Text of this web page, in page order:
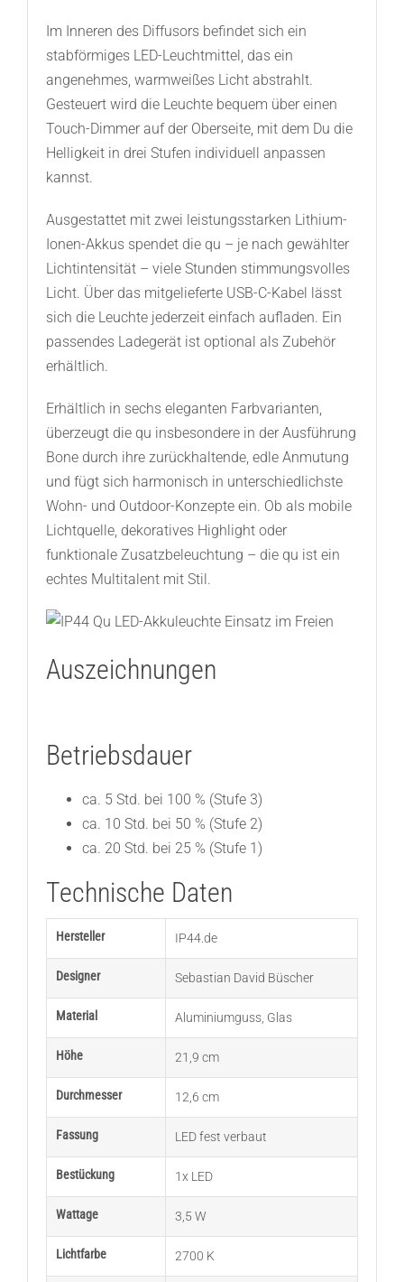
Im Inneren des Diffusors befindet sich ein
stabförmiges LED-Leuchtmittel, das ein
angenehmes, warmweißes Licht abstrahlt.
Gesteuert wird die Leuchte bequem über einen
Touch-Dimmer auf der Oberseite, mit dem Du die
Helligkeit in drei Stufen individuell anpassen
kannst.
Ausgestattet mit zwei leistungsstarken Lithium-
Ionen-Akkus spendet die qu – je nach gewählter
Lichtintensität – viele Stunden stimmungsvolles
Licht. Über das mitgelieferte USB-C-Kabel lässt
sich die Leuchte jederzeit einfach aufladen. Ein
passendes Ladegerät ist optional als Zubehör
erhältlich.
Erhältlich in sechs eleganten Farbvarianten,
überzeugt die qu insbesondere in der Ausführung
Bone durch ihre zurückhaltende, edle Anmutung
und fügt sich harmonisch in unterschiedlichste
Wohn- und Outdoor-Konzepte ein. Ob als mobile
Lichtquelle, dekoratives Highlight oder
funktionale Zusatzbeleuchtung – die qu ist ein
echtes Multitalent mit Stil.
Auszeichnungen
Betriebsdauer
ca. 5 Std. bei 100 % (Stufe 3)
ca. 10 Std. bei 50 % (Stufe 2)
ca. 20 Std. bei 25 % (Stufe 1)
Technische Daten
Hersteller IP44.de
Designer Sebastian David Büscher
Material Aluminiumguss, Glas
Höhe 21,9 cm
Durchmesser 12,6 cm
Fassung LED fest verbaut
Bestückung 1x LED
Wattage 3,5 W
Lichtfarbe 2700 K